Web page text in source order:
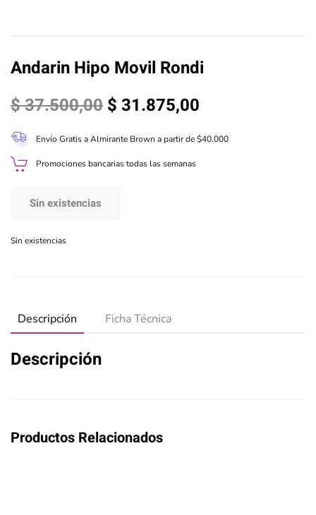
Andarin Hipo Movil Rondi
$37.500,00 El
era:
$ 31.875,00
actual
Envío Gratis a Almirante Brown a partir de $40.000
Promociones bancarias todas las semanas
Sin existencias
Sin existencias
Descripción Ficha Técnica
Descripción
Productos Relacionados